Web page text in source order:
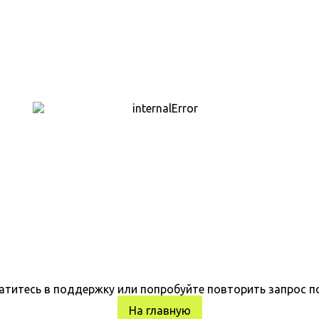
в поддержку или попробуйте повторить запрос
На главную